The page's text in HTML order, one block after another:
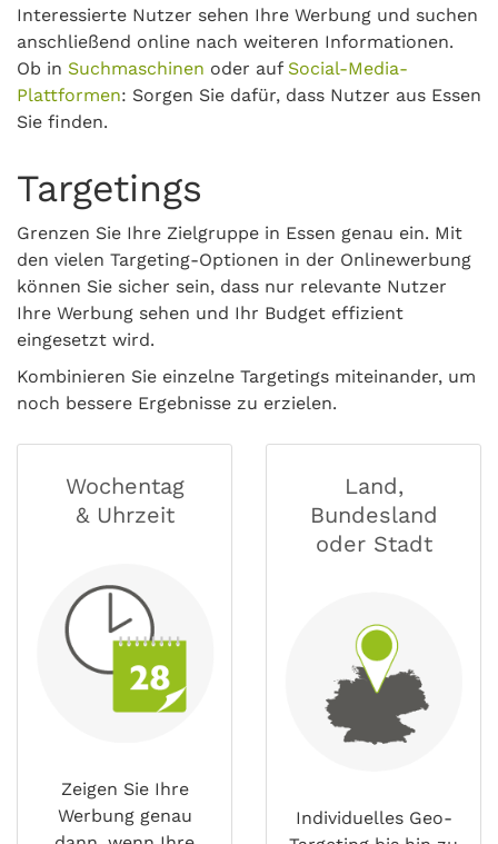
Interessierte Nutzer sehen Ihre Werbung und suchen
anschließend online nach weiteren Informationen.
Ob in Suchmaschinen oder auf Social-Media-
Plattformen: Sorgen Sie dafür, dass Nutzer aus Essen
Sie finden.
Targetings
Grenzen Sie Ihre Zielgruppe in Essen genau ein. Mit
den vielen Targeting-Optionen in der Onlinewerbung
können Sie sicher sein, dass nur relevante Nutzer
Ihre Werbung sehen und Ihr Budget effizient
eingesetzt wird.
Kombinieren Sie einzelne Targetings miteinander, um
noch bessere Ergebnisse zu erzielen.
Wochentag
& Uhrzeit
Zeigen Sie Ihre
Werbung genau
Land,
Bundesland
oder Stadt
Individuelles Geo-